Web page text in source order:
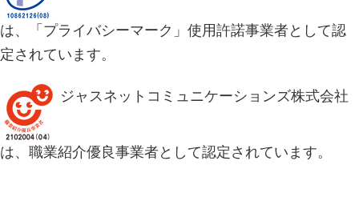
は、「プライバシーマーク」使用許諾事業者として認
定されています。
ジャスネットコミュニケーションズ株式会社
は、職業紹介優良事業者として認定されています。